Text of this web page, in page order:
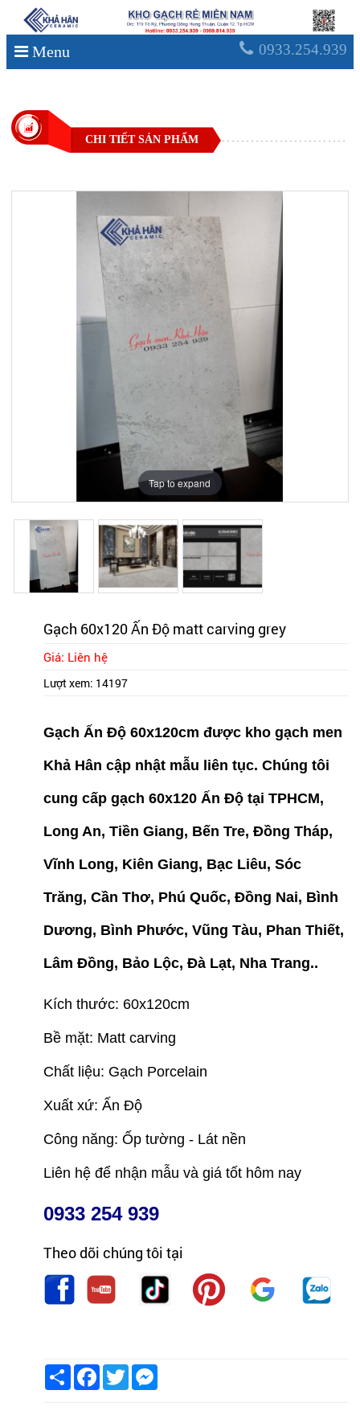
Menu 0933.254.939
CHI TIẾT SẢN PHẨM
Tap to expand
Tap to expand
Tap to expand
Gạch 60x120 Ấn Độ matt carving grey
Giá: Liên hệ
Lượt xem: 14197
Gạch Ấn Độ 60x120cm được kho gạch men
Khả Hân cập nhật mẫu liên tục. Chúng tôi
cung cấp gạch 60x120 Ấn Độ tại TPHCM,
Long An, Tiền Giang, Bến Tre, Đồng Tháp,
Vĩnh Long, Kiên Giang, Bạc Liêu, Sóc
Trăng, Cần Thơ, Phú Quốc, Đồng Nai, Bình
Dương, Bình Phước, Vũng Tàu, Phan Thiết,
Lâm Đồng, Bảo Lộc, Đà Lạt, Nha Trang..
Kích thước: 60x120cm
Bề mặt: Matt carving
Chất liệu: Gạch Porcelain
Xuất xứ: Ấn Độ
Công năng: Ốp tường - Lát nền
Liên hệ để nhận mẫu và giá tốt hôm nay
0933 254 939
Theo dõi chúng tôi tại
Share Facebook
Twitter